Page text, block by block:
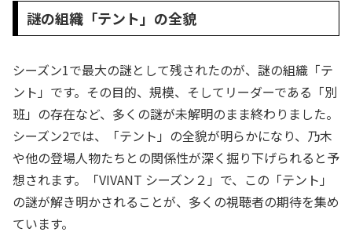
謎の組織「テント」の全貌
シーズン1で最大の謎として残されたのが、謎の組織「テ
ント」です。その目的、規模、そしてリーダーである「別
班」の存在など、多くの謎が未解明のまま終わりました。
シーズン2では、「テント」の全貌が明らかになり、乃木
や他の登場人物たちとの関係性が深く掘り下げられると予
想されます。「VIVANT シーズン２」で、この「テント」
の謎が解き明かされることが、多くの視聴者の期待を集め
ています。